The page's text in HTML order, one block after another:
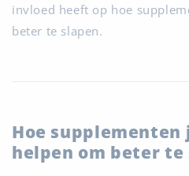
invloed heeft op hoe
beter te slapen.
Hoe supplementen
helpen om beter te